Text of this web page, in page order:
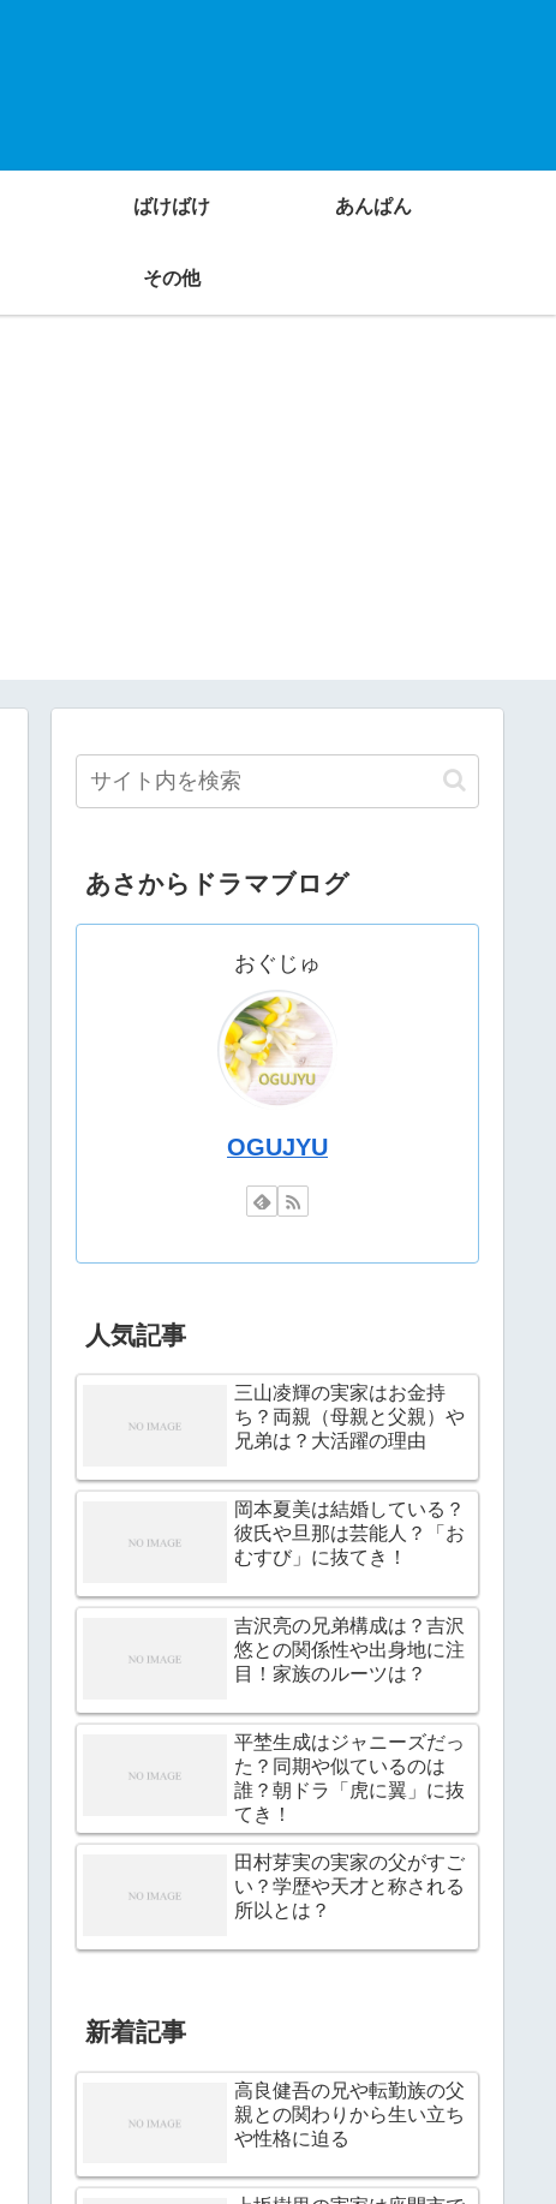
ばけばけ あんぱん
その他
あさからドラマブログ
おぐじゅ
OGUJYU
人気記事
三山凌輝の実家はお金持
ち？両親（母親と父親）や
兄弟は？大活躍の理由
岡本夏美は結婚している？
彼氏や旦那は芸能人？「お
むすび」に抜てき！
吉沢亮の兄弟構成は？吉沢
悠との関係性や出身地に注
目！家族のルーツは？
平埜生成はジャニーズだっ
た？同期や似ているのは
誰？朝ドラ「虎に翼」に抜
てき！
田村芽実の実家の父がすご
い？学歴や天才と称される
所以とは？
新着記事
高良健吾の兄や転勤族の父
親との関わりから生い立ち
や性格に迫る